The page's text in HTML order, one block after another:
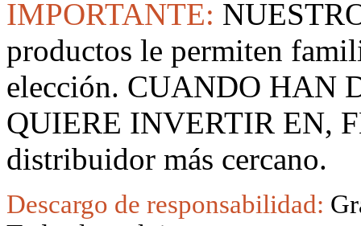
IMPORTANTE:
productos le permiten
elección. CUANDO HAN
QUIERE INVERTIR EN,
distribuidor más cercano.
Descargo de responsabilidad: